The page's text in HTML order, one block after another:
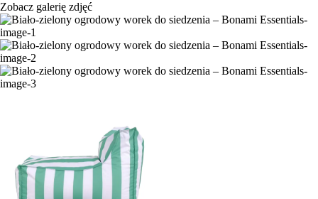
Zobacz galerię zdjęć